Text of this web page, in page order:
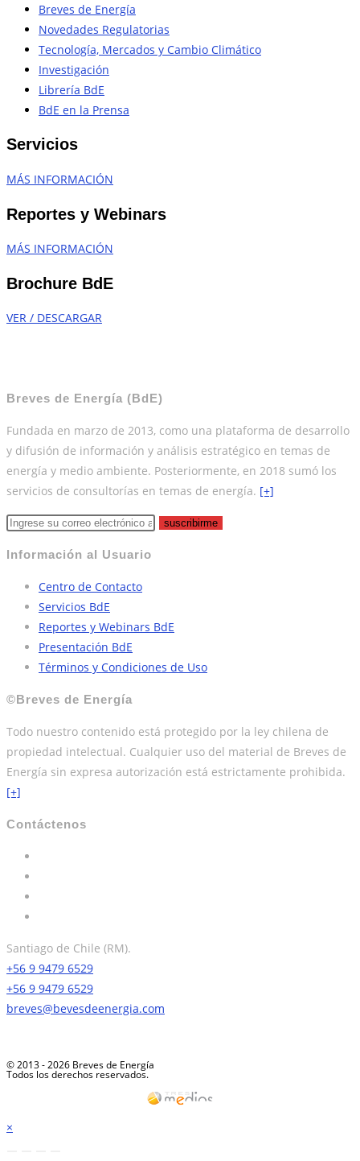
Breves de Energía
Novedades Regulatorias
Tecnología, Mercados y Cambio Climático
Investigación
Librería BdE
BdE en la Prensa
Servicios
MÁS INFORMACIÓN
Reportes y Webinars
MÁS INFORMACIÓN
Brochure BdE
VER / DESCARGAR
Breves de Energía (BdE)
Fundada en marzo de 2013, como una plataforma de desarrollo
y difusión de información y análisis estratégico en temas de
energía y medio ambiente. Posteriormente, en 2018 sumó los
servicios de consultorías en temas de energía. [+]
suscribirme
Información al Usuario
Centro de Contacto
Servicios BdE
Reportes y Webinars BdE
Presentación BdE
Términos y Condiciones de Uso
©Breves de Energía
Todo nuestro contenido está protegido por la ley chilena de
propiedad intelectual. Cualquier uso del material de Breves de
Energía sin expresa autorización está estrictamente prohibida.
[+]
Contáctenos
Santiago de Chile (RM).
+56 9 9479 6529
+56 9 9479 6529
breves@bevesdeenergia.com
© 2013 - 2026 Breves de Energía
Todos los derechos reservados.
×